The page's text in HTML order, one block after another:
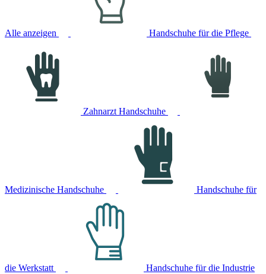
Alle anzeigen Handschuhe für die Pflege
Zahnarzt Handschuhe
Medizinische Handschuhe Handschuhe für
die Werkstatt Handschuhe für die Industrie